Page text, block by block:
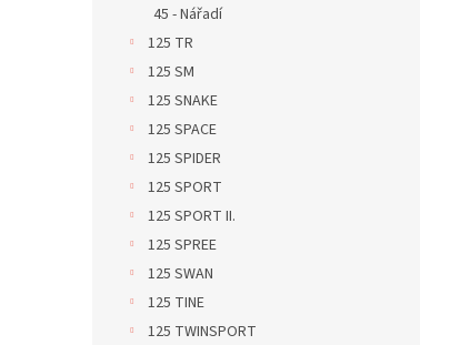
45 - Nářadí
125 TR
125 SM
125 SNAKE
125 SPACE
125 SPIDER
125 SPORT
125 SPORT II.
125 SPREE
125 SWAN
125 TINE
125 TWINSPORT